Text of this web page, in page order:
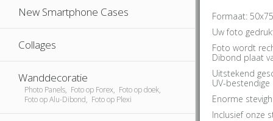
New Smartphone Cases
Collages
Wanddecoratie
Photo Panels, Foto op Forex, Foto op doek,
Foto op Alu-Dibond, Foto op Plexi
Formaat:
Uw foto
Foto wordt
Dibond plaat
Uitstekend
UV-bestendige
Enorme
Inclusief onze